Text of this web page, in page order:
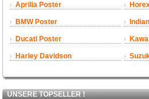
Aprilia Poster
BMW Poster
Ducati Poster
Harley Davidson
UNSERE TOPSELLER !